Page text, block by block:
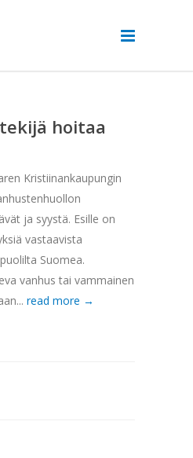
hoitaa
Kristiinankaupungin
ja syystä. Esille on
vastaavista
Suomea.
vanhus tai vammainen
read more →